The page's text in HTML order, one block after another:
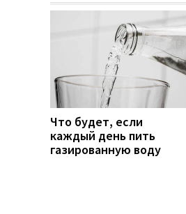
Что будет, если
каждый день пить
газированную воду